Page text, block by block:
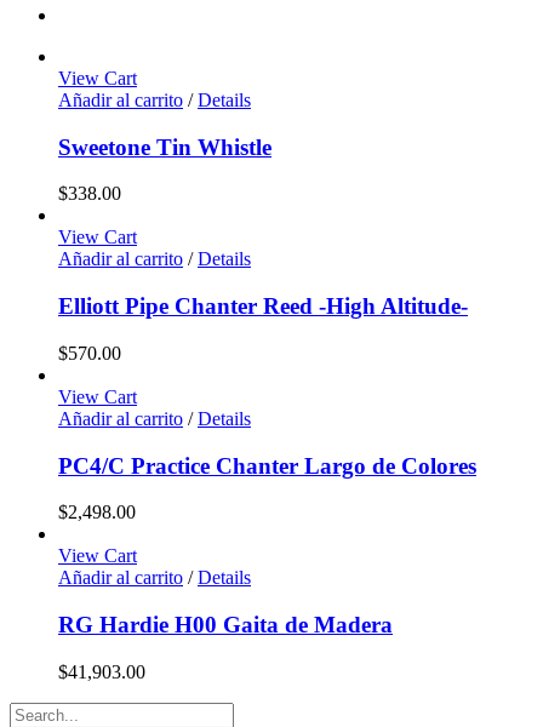
View Cart
Añadir al carrito / Details
Sweetone Tin Whistle
$338.00
View Cart
Añadir al carrito / Details
Elliott Pipe Chanter Reed -High Altitude-
$570.00
View Cart
Añadir al carrito / Details
PC4/C Practice Chanter Largo de Colores
$2,498.00
View Cart
Añadir al carrito / Details
RG Hardie H00 Gaita de Madera
$41,903.00